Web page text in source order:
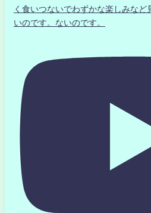
く食いつないでわずかな楽しみなど
いのです。ないのです。